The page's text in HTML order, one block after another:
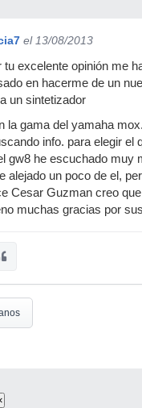
el 13/08/2013
tu excelente opinión me
en hacerme de un
un sintetizador
la gama del yamaha
info. para elegir el
gw8 he escuchado muy
alejado un poco de el,
Cesar Guzman creo
muchas gracias por